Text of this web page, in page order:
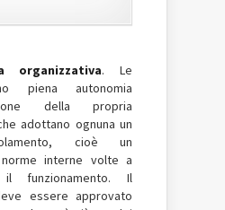
organizzativa. Le
piena autonomia
della propria
adottano ognuna un
cioè un
interne volte a
il funzionamento. Il
essere approvato